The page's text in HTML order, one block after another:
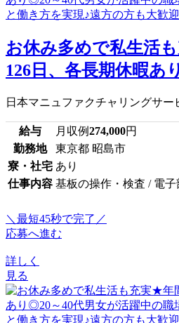
お休み多めで私生活
126日、各長期休暇あ
日本マニュファクチャリングサー
給与 月収例274,000円
勤務地
東京都 昭島市
寮・社宅 あり
仕事内容 基板の操作・検査 / 電
＼最短45秒で完了／
応募へ進む
詳しく
見る